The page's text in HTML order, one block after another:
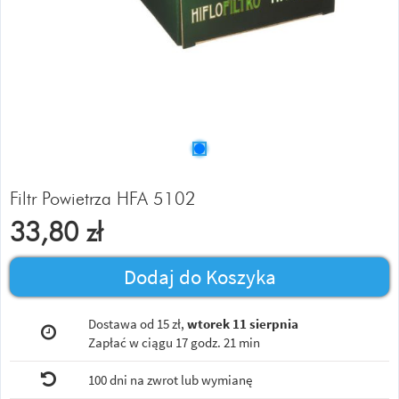
Filtr Powietrza HFA 5102
33,80 zł
Dodaj do Koszyka
Dostawa od 15 zł, wtorek 11 sierpnia
Zapłać w ciągu 17 godz. 21 min
100 dni na zwrot lub wymianę